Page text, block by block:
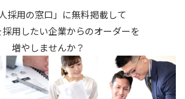
人採用の窓口」に無料掲載して
用したい企業からのオーダーを
増やしませんか？